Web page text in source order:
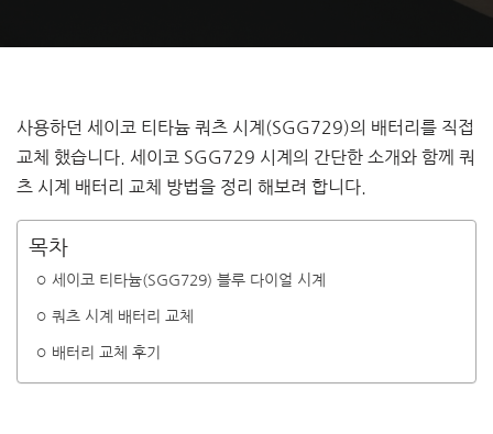
사용하던 세이코 티타늄 쿼츠 시계(SGG729)의 배터리를 직접
교체 했습니다. 세이코 SGG729 시계의 간단한 소개와 함께 쿼
츠 시계 배터리 교체 방법을 정리 해보려 합니다.
목차
세이코 티타늄(SGG729) 블루 다이얼 시계
쿼츠 시계 배터리 교체
배터리 교체 후기